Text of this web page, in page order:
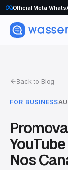
WhatsApp Voice Calls
Back to Blog
FOR BUSINESS
Nos